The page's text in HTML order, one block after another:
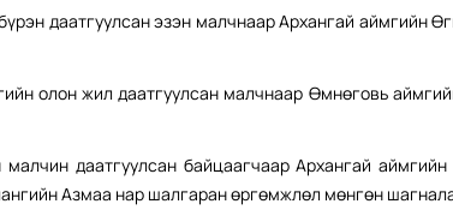
даатгуулсан эзэн малчнаар Архангай аймгийн
олон жил даатгуулсан малчнаар Өмнөговь
даатгуулсан байцаагчаар Архангай аймгийн
Азмаа нар шалгаран өргөмжлөл мөнгөн